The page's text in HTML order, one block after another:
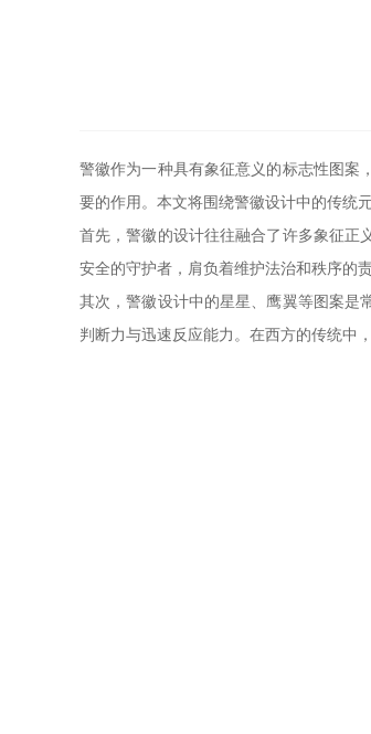
警徽作为一种具有象征意义的标志性图案
要的作用。本文将围绕警徽设计中的传统
首先，警徽的设计往往融合了许多象征正
安全的守护者，肩负着维护法治和秩序的
其次，警徽设计中的星星、鹰翼等图案是
判断力与迅速反应能力。在西方的传统中